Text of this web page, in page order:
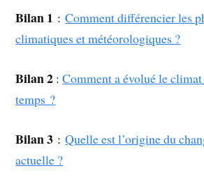
Bilan 1 :Comment différencier les
climatiques et météorologiques ?
Bilan 2 :Comment a évolué le
temps ?
Bilan 3 :Quelle est l’origine du
actuelle ?